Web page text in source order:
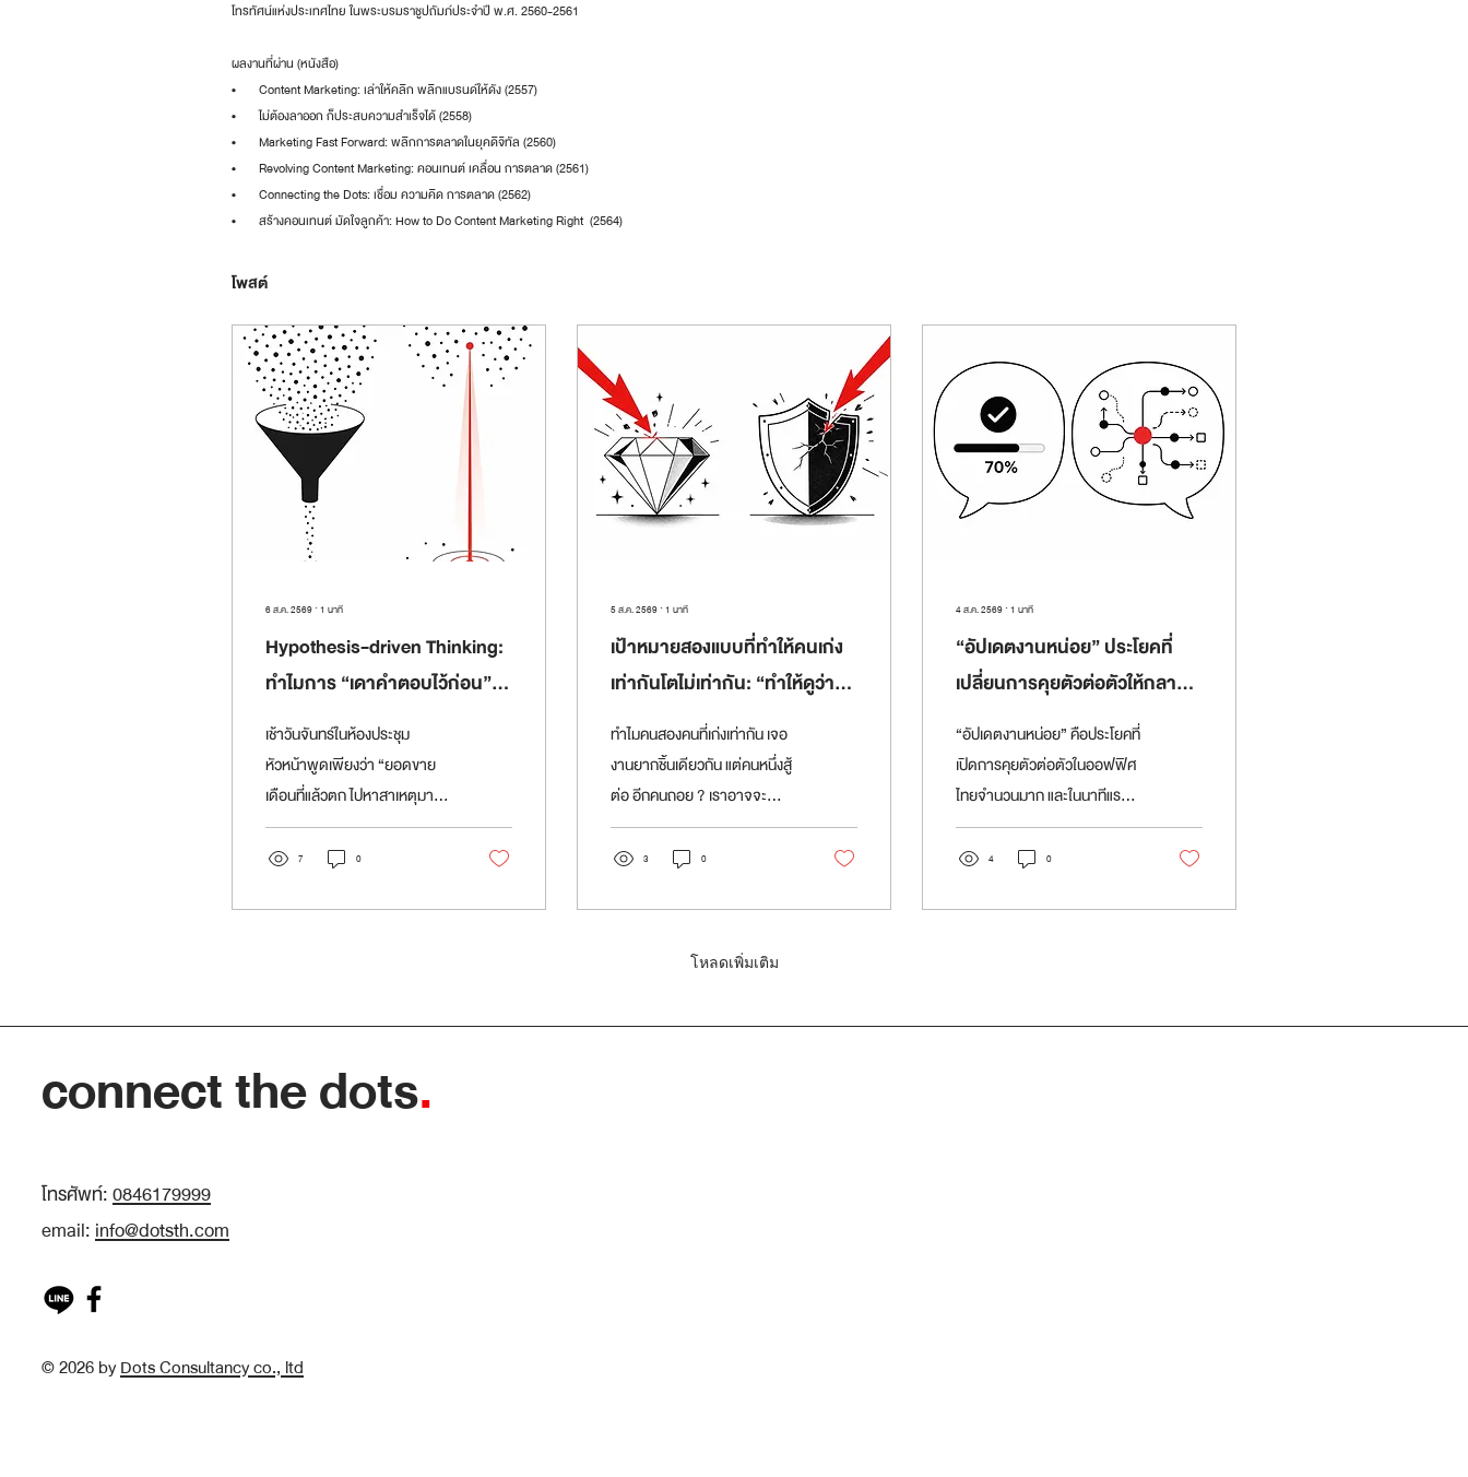
โทรทัศน์แห่งประเทศไทย ในพระบรมราชูปถัมภ์ประจำปี พ.ศ. 2560-2561
ผลงานที่ผ่าน (หนังสือ)
•       Content Marketing: เล่าให้คลิก พลิกแบรนด์ให้ดัง (2557)
•       ไม่ต้องลาออก ก็ประสบความสำเร็จได้ (2558)
•       Marketing Fast Forward: พลิกการตลาดในยุคดิจิทัล (2560)
•       Revolving Content Marketing: คอนเทนต์ เคลื่อน การตลาด (2561)
•       Connecting the Dots: เชื่อม ความคิด การตลาด (2562)
•       สร้างคอนเทนต์ มัดใจลูกค้า: How to Do Content Marketing Right  (2564)
โพสต์
6 ส.ค. 2569 ∙ 1 นาที
Hypothesis-driven Thinking:
ทำไมการ “เดาคำตอบไว้ก่อน”
ถึงทำให้หาข้อมูลได้ตรงกว่าการ
เก็บให้ครบ
เช้าวันจันทร์ในห้องประชุม
หัวหน้าพูดเพียงว่า “ยอดขาย
เดือนที่แล้วตก ไปหาสาเหตุมา”
ทีมงานกลับไปเปิดข้อมูลทุกชุดที่มี
ทั้งยอดขายรายสินค้า ราย
ลูกค้า สองสัปดาห์ต่อมาพวกเขา
ห้องประชุมกลับเงียบลง ภาพแบบ
นี้เกิดขึ้นในหลายองค์กร ไม่ใช่
7 0
5 ส.ค. 2569 ∙ 1 นาที
เป้าหมายสองแบบที่ทำให้คนเก่ง
เท่ากันโตไม่เท่ากัน: “ทำให้ดูว่า
เก่ง” กับ “ทำเพื่อให้เก่งขึ้น”
ทำไมคนสองคนที่เก่งเท่ากัน เจอ
งานยากชิ้นเดียวกัน แต่คนหนึ่งสู้
ต่อ อีกคนถอย ? เราอาจจะ
อธิบายเรื่องดังกล่าวได้ว่าเป็นที่
นิสัย กล่าวคือ บางคนใจสู้ บาง
Carol Dweck ที่ศึกษาเรื่องนี้มา
หลายสิบปีให้คำตอบที่ต่างออก
3 0
4 ส.ค. 2569 ∙ 1 นาที
“อัปเดตงานหน่อย” ประโยคที่
เปลี่ยนการคุยตัวต่อตัวให้กลาย
เป็นรายงานสถานะที่ไม่มีใครได้
อะไร
“อัปเดตงานหน่อย” คือประโยคที่
เปิดการคุยตัวต่อตัวในออฟฟิศ
ไทยจำนวนมาก และในนาทีแรก
มันก็ดูสมเหตุสมผลดี เพราะ
หัวหน้าอยากรู้ว่างานถึงไหน ลูก
อย่างเป็นระเบียบ จบภายในยี่สิบ
4 0
โหลดเพิ่มเติม
connect the dots.
โทรศัพท์:0846179999
email:info@dotsth.com
© 2026 byDots Consultancy co., ltd